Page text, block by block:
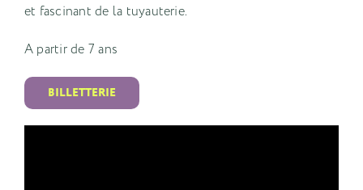
et fascinant de la tuyauterie.
A partir de 7 ans
BILLETTERIE